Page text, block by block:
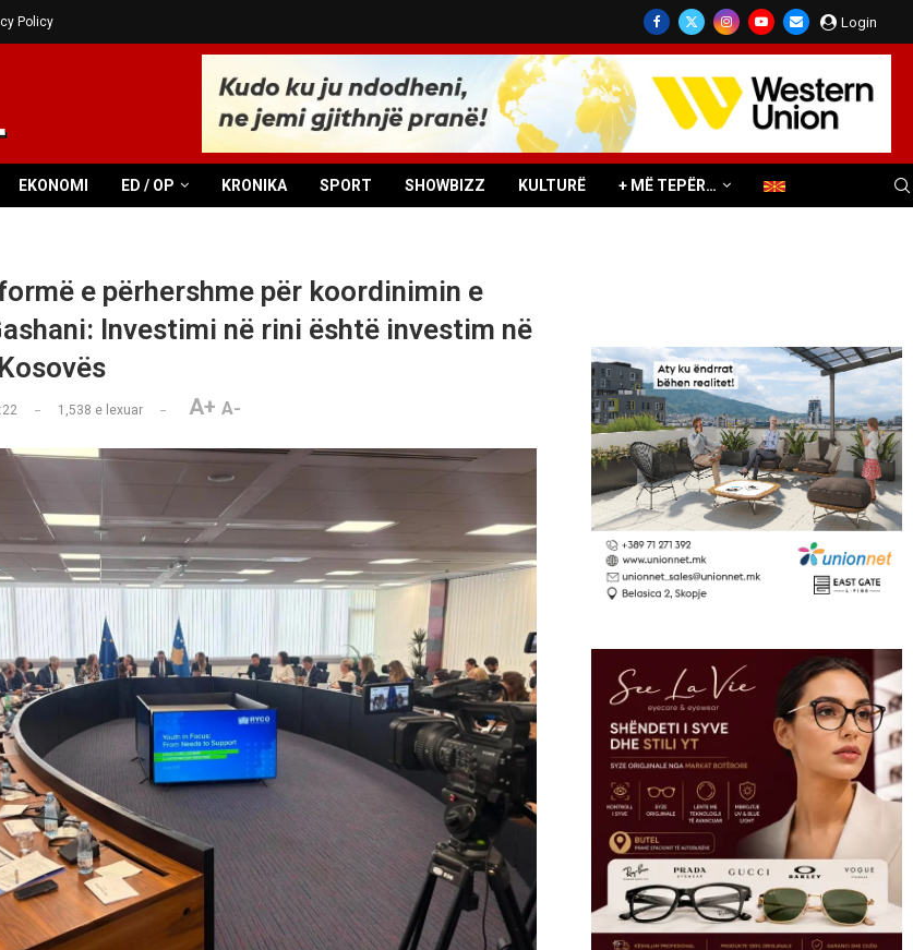
Policy Login
EKONOMI ED / OP KRONIKA SPORT SHOWBIZZ KULTURË + MË TEPËR…
e përhershme për koordinimin e
Investimi në rini është investim në
1,538 e lexuar A+ A-